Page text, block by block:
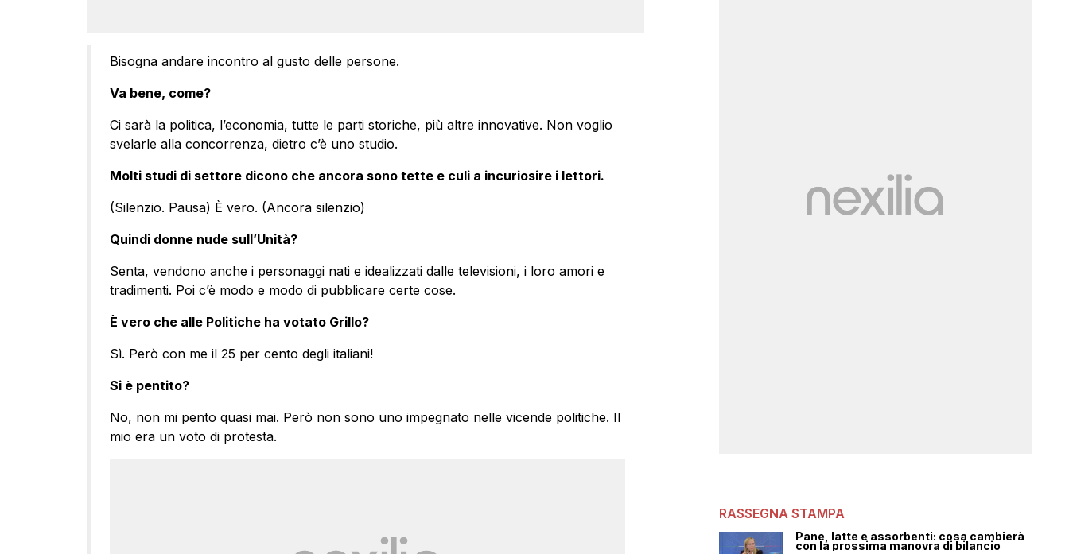
Bisogna andare incontro al gusto delle persone.
Va bene, come?
Ci sarà la politica, l’economia, tutte le parti storiche, più altre innovative. Non voglio
svelarle alla concorrenza, dietro c’è uno studio.
Molti studi di settore dicono che ancora sono tette e culi a incuriosire i lettori.
(Silenzio. Pausa) È vero. (Ancora silenzio)
Quindi donne nude sull’Unità?
Senta, vendono anche i personaggi nati e idealizzati dalle televisioni, i loro amori e
tradimenti. Poi c’è modo e modo di pubblicare certe cose.
È vero che alle Politiche ha votato Grillo?
Sì. Però con me il 25 per cento degli italiani!
Si è pentito?
No, non mi pento quasi mai. Però non sono uno impegnato nelle vicende politiche. Il
mio era un voto di protesta.
RASSEGNA STAMPA
Pane, latte e assorbenti: cosa cambierà
con la prossima manovra di bilancio